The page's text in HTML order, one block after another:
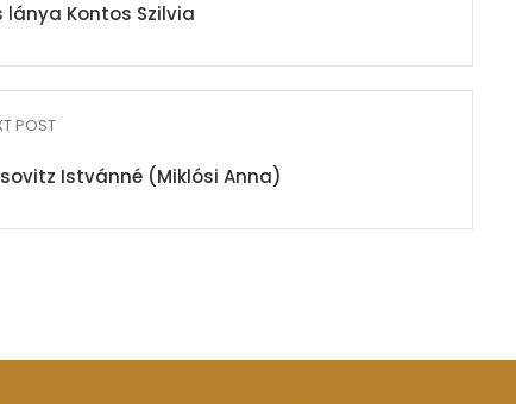
lánya Kontos Szilvia
POST
Istvánné (Miklósi Anna)